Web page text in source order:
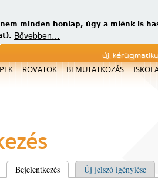
minden honlap, úgy a miénk is
Bővebben…
új,
ROVATOK BEMUTATKOZÁS
Bejelentkezés(aktív fül)Új jelszó igénylése